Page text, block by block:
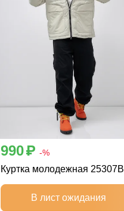
990 p -%
Куртка молодежная 25307B
В лист ожидания